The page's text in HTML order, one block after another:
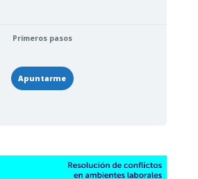
Primeros pasos
Apuntarme